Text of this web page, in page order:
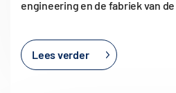
engineering en de fabriek van
Lees verder